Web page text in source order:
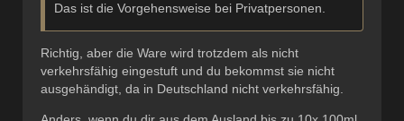
Das ist die Vorgehensweise bei Privatpersonen.
Richtig, aber die Ware wird trotzdem als nicht
verkehrsfähig eingestuft und du bekommst sie nicht
ausgehändigt, da in Deutschland nicht verkehrsfähig.